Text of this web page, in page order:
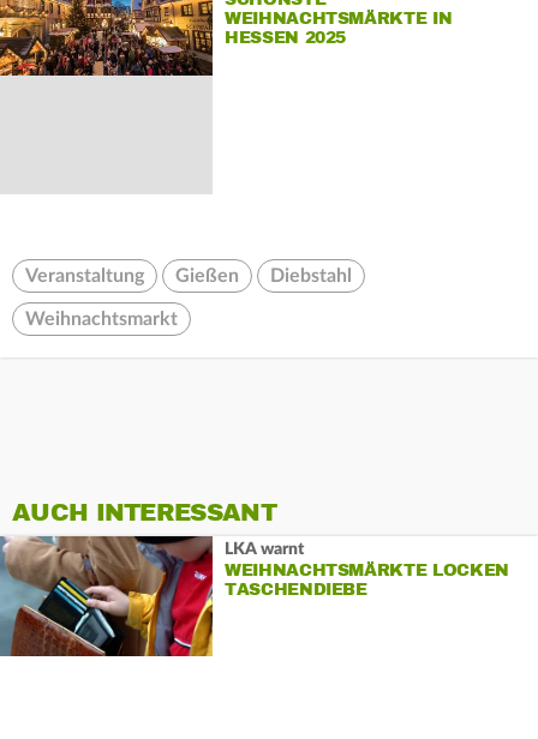
WEIHNACHTSMÄRKTE IN
HESSEN 2025
Veranstaltung Gießen Diebstahl
Weihnachtsmarkt
AUCH INTERESSANT
LKA warnt
WEIHNACHTSMÄRKTE LOCKEN
TASCHENDIEBE